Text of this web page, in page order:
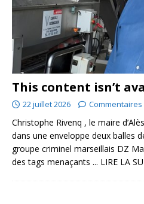
This content isn’t
22 juillet 2026
Christophe Rivenq , le maire
dans une enveloppe deux balles
groupe criminel marseillais DZ
des tags menaçants ... LIRE LA